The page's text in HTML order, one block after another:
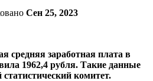
Сен 25, 2023
средняя заработная плата в
1962,4 рубля. Такие данные
комитет.